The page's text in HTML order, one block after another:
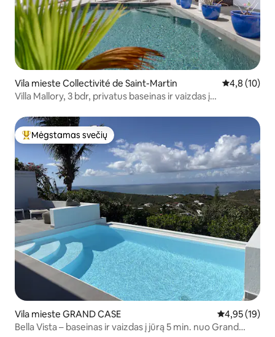
Vila mieste Collectivité de Saint-Martin Vidutinis
4,8 (10)
Villa Mallory, 3 bdr, privatus baseinas ir vaizdas į
Svečių mėgstamiausias
Mėgstamas svečių
Vila mieste GRAND CASE Vidutinis
4,95 (19)
Bella Vista – baseinas ir vaizdas į jūrą 5 min. nuo Grand